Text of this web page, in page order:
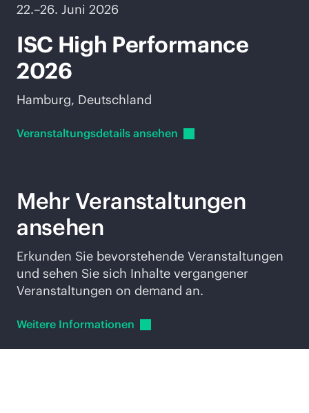
22.–26. Juni 2026
ISC High Performance
2026
Hamburg, Deutschland
Veranstaltungsdetails ansehen
Mehr Veranstaltungen
ansehen
Erkunden Sie bevorstehende Veranstaltungen
und sehen Sie sich Inhalte vergangener
Veranstaltungen on demand an.
Weitere Informationen